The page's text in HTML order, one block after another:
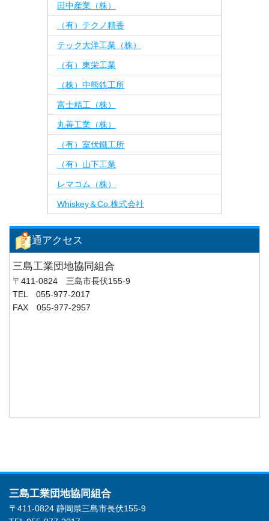
田中産業（株）
（有）テクノ精香
テック大洋工業（株）
（有）東栄工業
（株）中熊鉄工所
富士精工（株）
丸善工業（株）
（有）室伏鐵工所
（有）山下工業
レマコム（株）
Whiskey＆Co.株式会社
交通アクセス
三島工業団地協同組合
〒411-0824 三島市長伏155-9
TEL 055-977-2017
FAX 055-977-2957
三島工業団地協同組合
〒411-0824 静岡県三島市長伏155-9